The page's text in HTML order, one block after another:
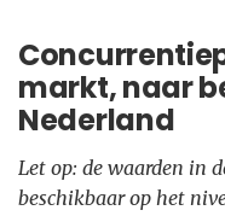
markt, naar
Nederland
Let op: de waarden in
beschikbaar op het